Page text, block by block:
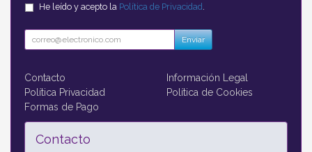
He leído y acepto la Política de Privacidad
Enviar
Contacto
Información Legal
Política Privacidad
Política de Cookies
Formas de Pago
Contacto